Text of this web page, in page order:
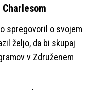
spregovoril o svojem
željo, da bi skupaj
v Združenem